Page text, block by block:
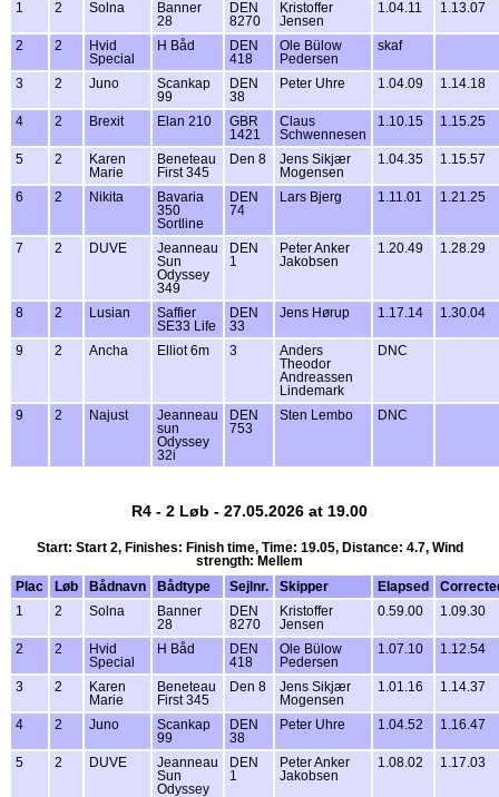
1
2 Solna
Banner
28
DEN
8270
Kristoffer
Jensen
1.04.11 1.13.07
2 2
Hvid
Special
H Båd
DEN
418
Ole Bülow
Pedersen
skaf
3 2 Juno
Scankap
99
DEN
38
Peter Uhre 1.04.09 1.14.18
4 2 Brexit Elan 210
GBR
1421
Claus
Schwennesen
1.10.15 1.15.25
5 2
Karen
Marie
Beneteau
First 345
Den 8
Jens Sikjær
Mogensen
1.04.35 1.15.57
6 2 Nikita
Bavaria
350
Sortline
DEN
74
Lars Bjerg 1.11.01 1.21.25
7 2 DUVE
Jeanneau
Sun
Odyssey
349
DEN
1
Peter Anker
Jakobsen
1.20.49 1.28.29
8 2 Lusian
Saffier
SE33 Life
DEN
33
Jens Hørup 1.17.14 1.30.04
9 2 Ancha Elliot 6m 3
Anders
Theodor
Andreassen
Lindemark
DNC
9 2 Najust
Jeanneau
sun
Odyssey
32i
DEN
753
Sten Lembo DNC
R4 - 2 Løb - 27.05.2026 at 19.00
Start: Start 2, Finishes: Finish time, Time: 19.05, Distance: 4.7, Wind
strength: Mellem
Plac
Løb Bådnavn Bådtype Sejlnr. Skipper Elapsed
1
2 Solna
Banner
28
DEN
8270
Kristoffer
Jensen
0.59.00 1.09.30
2 2
Hvid
Special
H Båd
DEN
418
Ole Bülow
Pedersen
1.07.10 1.12.54
3 2
Karen
Marie
Beneteau
First 345
Den 8
Jens Sikjær
Mogensen
1.01.16 1.14.37
4 2 Juno
Scankap
99
DEN
38
Peter Uhre 1.04.52 1.16.47
5 2 DUVE
Jeanneau
Sun
Odyssey
DEN
1
Peter Anker
Jakobsen
1.08.02 1.17.03